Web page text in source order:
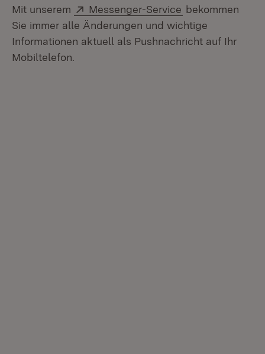
Mit unserem Extern:
Messenger-Service (Öffnet in
bekommen
Sie immer alle Änderungen und wichtige
Informationen aktuell als Pushnachricht auf Ihr
Mobiltelefon.